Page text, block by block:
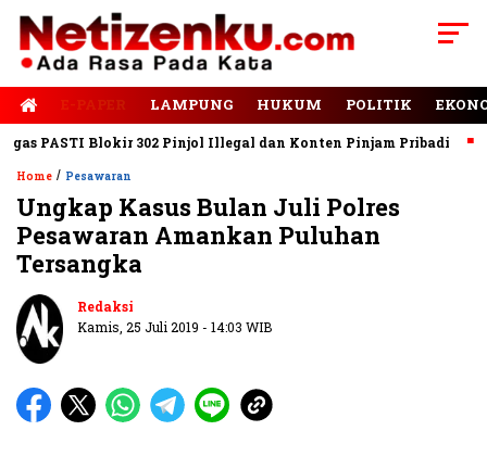
E-PAPER LAMPUNG HUKUM POLITIK
PASTI Blokir 302 Pinjol Illegal dan Konten Pinjam Pribadi
Home / Pesawaran
Ungkap Kasus Bulan Juli Polres
Pesawaran Amankan Puluhan
Tersangka
Redaksi
Kamis, 25 Juli 2019 - 14:03 WIB